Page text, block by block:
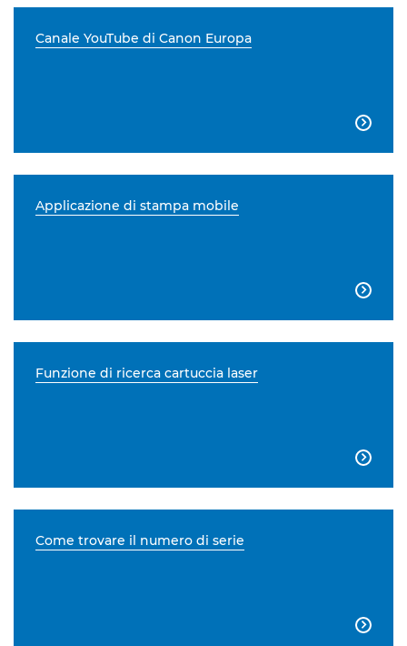
Canale YouTube di Canon Europa

Applicazione di stampa mobile

Funzione di ricerca cartuccia laser

Come trovare il numero di serie
